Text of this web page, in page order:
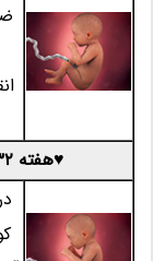
♥هفته 32 بارداری - هفته سی و دوم بارداری